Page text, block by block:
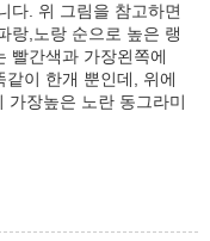
다. 위 그림을 참고하면
랑,노랑 순으로 높은 랭
빨간색과 가장왼쪽에
이 한개 뿐인데, 위에
가장높은 노란 동그라미